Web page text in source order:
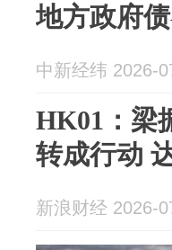
地方政府
中新经纬 2026-
HK01：梁
转成行动
新浪财经 2026-